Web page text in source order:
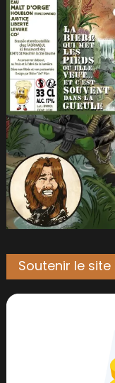
Soutenir le site